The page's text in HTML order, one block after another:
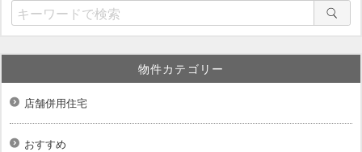
物件カテゴリー
店舗併用住宅
おすすめ